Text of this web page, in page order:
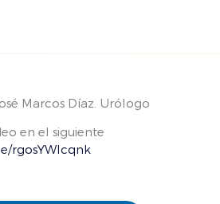
Marcos Díaz. Urólogo
en el siguiente
rgosYWIcqnk